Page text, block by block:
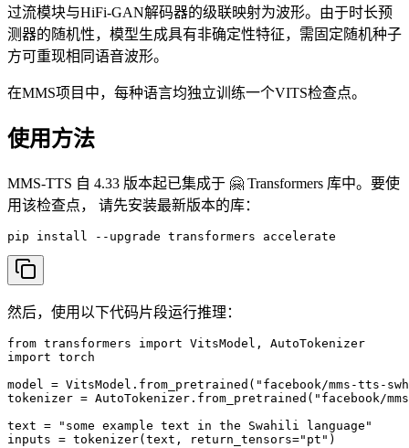
过流模块与HiFi-GAN解码器的级联映射为波形。由于时长预
测器的随机性，模型生成具有非确定性特征，需固定随机种子
方可重现相同语音波形。
在MMS项目中，每种语言均独立训练一个VITS检查点。
使用方法
MMS-TTS 自 4.33 版本起已集成于 🤗 Transformers 库中。要使
用该检查点， 请先安装最新版本的库：
pip install --upgrade transformers accelerate
然后，使用以下代码片段运行推理：
from transformers import VitsModel, AutoTokenizer
import torch
model = VitsModel.from_pretrained("facebook/mms-tts-
tokenizer = AutoTokenizer.from_pretrained("facebook/
text = "some example text in the Swahili language"
inputs = tokenizer(text, return_tensors="pt")